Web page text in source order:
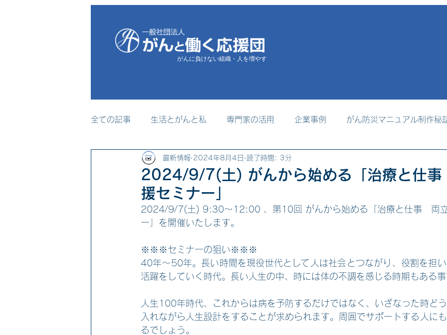
がんに負けない組織・人を増やす
全ての記事 生活とがんと私 専門家の活用 企業事例 がん防災マニュアル制作秘
プレスリリース メディア掲載 支援者養成プログラム
セミナー・研修事業
2024/9/7(土) がんから始める「治療と仕
援セミナー」
最新情報 2024年8月4日 読了時間: 3分
2024/9/7(土) 9:30～12:00 、第10回 がんから始める「治療と仕事　両
ー」を開催いたします。
※※※セミナーの狙い※※※
40年～50年。長い時間を現役世代として人は社会とつながり、役割を担
活躍をしていく時代。長い人生の中、時には体の不調を感じる時期もある
人生100年時代、これからは病を予防するだけではなく、いざなった時ど
入れながら人生設計をすることが求められます。周囲でサポートする人に
るでしょう。